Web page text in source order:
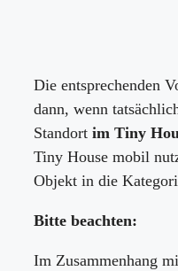
Die entsprechenden
dann, wenn
Standort im Tiny
Tiny House mobil
Objekt in die
Bitte beachten:
Im Zusammenhang